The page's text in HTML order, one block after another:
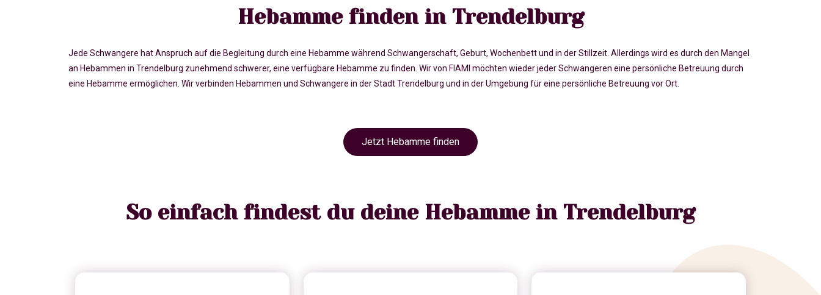
Hebamme finden in Trendelburg
Jede Schwangere hat Anspruch auf die Begleitung durch eine Hebamme während Schwangerschaft, Geburt, Wochenbett und in der Stillzeit. Allerdings wird es durch den Mangel
an Hebammen in Trendelburg zunehmend schwerer, eine verfügbare Hebamme zu finden. Wir von FIAMI möchten wieder jeder Schwangeren eine persönliche Betreuung durch
eine Hebamme ermöglichen. Wir verbinden Hebammen und Schwangere in der Stadt Trendelburg und in der Umgebung für eine persönliche Betreuung vor Ort.
Jetzt Hebamme finden
So einfach findest du deine Hebamme in Trendelburg